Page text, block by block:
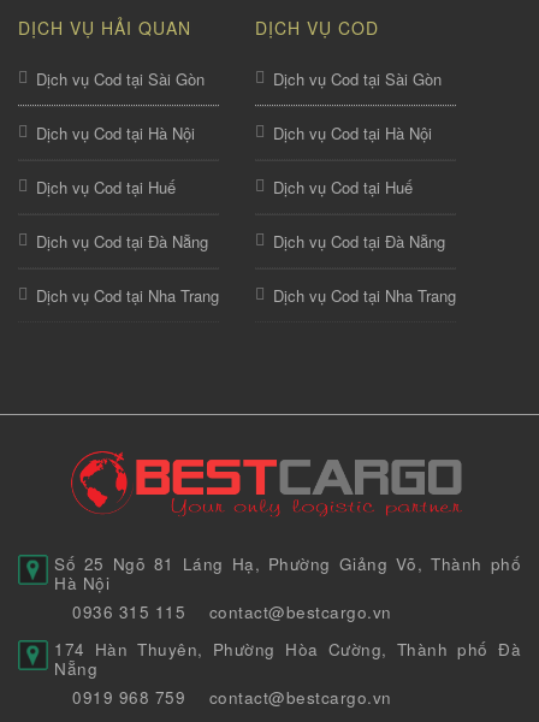
DỊCH VỤ HẢI QUAN
Dịch vụ Cod tại Sài Gòn
Dịch vụ Cod tại Hà Nội
Dịch vụ Cod tại Huế
Dịch vụ Cod tại Đà Nẵng
Dịch vụ Cod tại Nha Trang
DỊCH VỤ COD
Dịch vụ Cod tại Sài Gòn
Dịch vụ Cod tại Hà Nội
Dịch vụ Cod tại Huế
Dịch vụ Cod tại Đà Nẵng
Dịch vụ Cod tại Nha Trang
Số 25 Ngõ 81 Láng Hạ, Phường Giảng Võ, Thành phố
Hà Nội
0936 315 115
contact@bestcargo.vn
174 Hàn Thuyên, Phường Hòa Cường, Thành phố Đà
Nẵng
0919 968 759
contact@bestcargo.vn